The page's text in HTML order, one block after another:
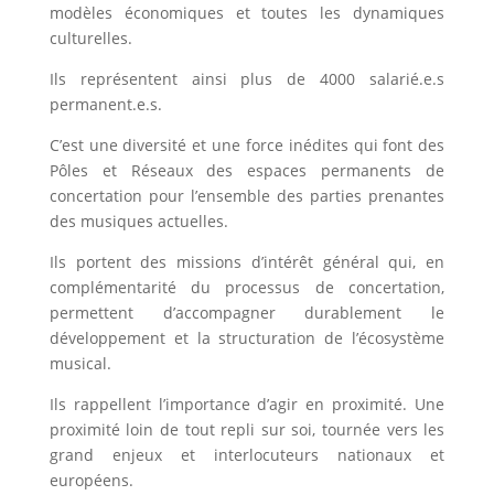
modèles économiques et toutes les dynamiques
culturelles.
Ils représentent ainsi plus de 4000 salarié.e.s
permanent.e.s.
C’est une diversité et une force inédites qui font des
Pôles et Réseaux des espaces permanents de
concertation pour l’ensemble des parties prenantes
des musiques actuelles.
Ils portent des missions d’intérêt général qui, en
complémentarité du processus de concertation,
permettent d’accompagner durablement le
développement et la structuration de l’écosystème
musical.
Ils rappellent l’importance d’agir en proximité. Une
proximité loin de tout repli sur soi, tournée vers les
grand enjeux et interlocuteurs nationaux et
européens.